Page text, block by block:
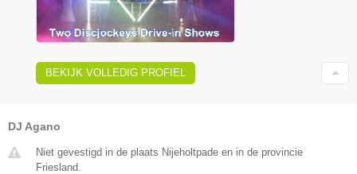
BEKIJK VOLLEDIG PROFIEL
DJ Agano
Niet gevestigd in de plaats Nijeholtpade en in de provincie
Friesland.